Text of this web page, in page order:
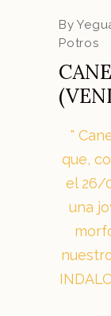
By
Potros
que,
el 26/
una